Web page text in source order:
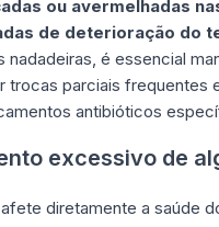
ou avermelhadas
de deterioração do
nadadeiras, é essencial
trocas parciais frequentes
antibióticos
excessivo de
diretamente a saúde